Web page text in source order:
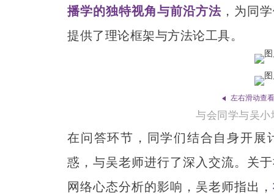
播学的独特视角与前沿方法 ，为同
提供了理论框架与方法论工具。
左右滑动查
与会同学与吴小
在问答环节，同学们结合自身开展
惑，与吴老师进行了深入交流。关
网络心态分析的影响，吴老师指出，